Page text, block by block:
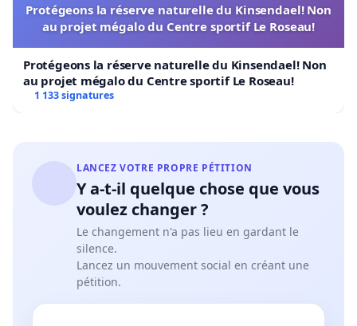
Protégeons la réserve naturelle du Kinsendael! Non
au projet mégalo du Centre sportif Le Roseau!
Protégeons la réserve naturelle du Kinsendael! Non
au projet mégalo du Centre sportif Le Roseau!
1 133 signatures
LANCEZ VOTRE PROPRE PÉTITION
Y a-t-il quelque chose que vous
voulez changer ?
Le changement n'a pas lieu en gardant le
silence.
Lancez un mouvement social en créant une
pétition.